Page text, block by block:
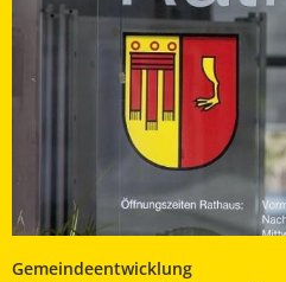
Gemeindeentwicklung